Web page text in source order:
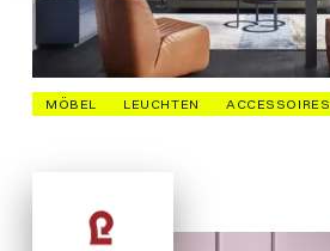
MÖBEL LEUCHTEN ACCESSOIRES